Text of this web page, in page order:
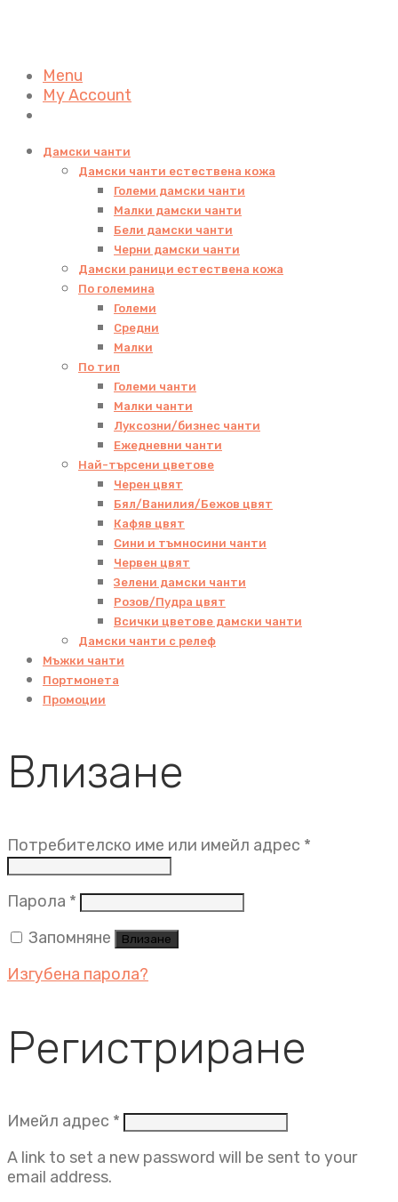
Menu
My Account
Дамски чанти
Дамски чанти естествена кожа
Големи дамски чанти
Малки дамски чанти
Бели дамски чанти
Черни дамски чанти
Дамски раници естествена кожа
По големина
Големи
Средни
Малки
По тип
Големи чанти
Малки чанти
Луксозни/бизнес чанти
Ежедневни чанти
Най-търсени цветове
Черен цвят
Бял/Ванилия/Бежов цвят
Кафяв цвят
Сини и тъмносини чанти
Червен цвят
Зелени дамски чанти
Розов/Пудра цвят
Всички цветове дамски чанти
Дамски чанти с релеф
Мъжки чанти
Портмонета
Промоции
Влизане
Потребителско име или имейл адрес *
Парола * Задължително
Запомняне
Влизане
Изгубена парола?
Регистриране
Имейл адрес * Задължително
A link to set a new password will be sent to your
email address.